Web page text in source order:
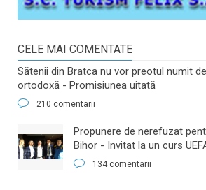
CELE MAI COMENTATE
Sătenii din Bratca nu vor preotul numit
ortodoxă - Promisiunea uitată
210 comentarii
​Propunere de nerefuzat
Bihor - Invitat la un curs
134 comentarii